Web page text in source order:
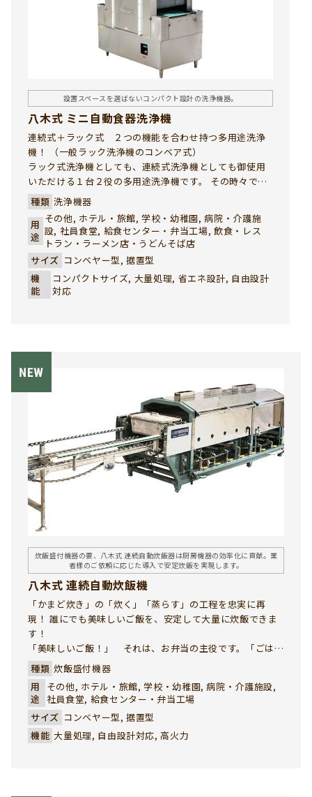
設置スペースを選ばないコンパクト設計の洗浄機器。
八木式 ミニ自動食器洗浄機
連続式＋ラック式 ２つの機能を合わせ持つ多用途洗浄
機！ （一般ラック洗浄機のコンベア式）
ラック式洗浄機としても、連続式洗浄機としても御使用
いただける１台２役の多用途洗浄機です。 その時々で、
最適の洗浄方法を選択して効率的な洗浄作業が行えま
す。
種類 洗浄機器
用
途
その他, ホテル・旅館, 学校・幼稚園, 病院・介護施
設, 社員食堂, 給食センター・弁当工場, 飲食・レス
トラン・ラーメン店・うどんそば店
サイズ コンベヤー型, 据置型
機
能
コンパクトサイズ, 大量処理, 省エネ設計, 自由設計
対応
炊飯盛付機器の要、八木式 連続自動炊飯器は厨房機器の効率化に貢献。業
者様のご依頼に応じた導入で安定炊飯を実現します。
八木式 連続自動炊飯機
「かまど炊き」の「炊く」「蒸らす」の工程を忠実に再
現！ 誰にでも美味しいご飯を、安定して大量に炊飯できま
す！
「美味しいご飯！」 それは、お弁当の主役です。「ごは
ん」も立派な御料理です。八木式 連続自動炊飯機は、独自
のバーナーと炊飯釜で、お客様が最も重視される「ご飯の旨
み」を引き出した味のある炊飯を実現しました。ガスの熱
効率を最大限に活かして、「かまど炊き」の美味しさが短時
間で実現できる強い味方です。
種類 炊飯盛付機器
用
途
その他, ホテル・旅館, 学校・幼稚園, 病院・介護施設,
社員食堂, 給食センター・弁当工場
サイズ コンベヤー型, 据置型
機能 大量処理, 自由設計対応, 高火力